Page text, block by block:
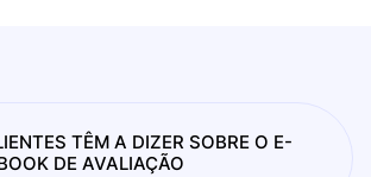
TÊM A DIZER SOBRE O E-
DE AVALIAÇÃO